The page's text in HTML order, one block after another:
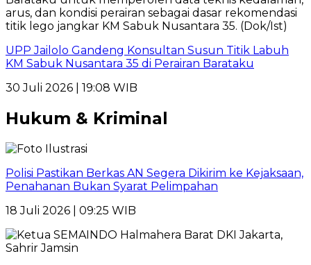
UPP Jailolo Gandeng Konsultan Susun Titik Labuh
KM Sabuk Nusantara 35 di Perairan Barataku
30 Juli 2026 | 19:08 WIB
Hukum & Kriminal
Polisi Pastikan Berkas AN Segera Dikirim ke Kejaksaan,
Penahanan Bukan Syarat Pelimpahan
18 Juli 2026 | 09:25 WIB